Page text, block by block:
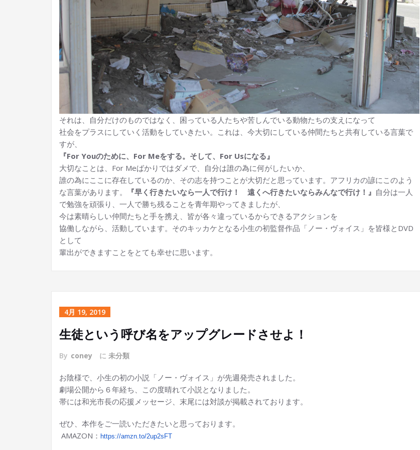
それは、自分だけのものではなく、困っている人たちや苦しんでいる動物たちの支えになって
社会をプラスにしていく活動をしていきたい。これは、今大切にしている仲間たちと共有している言葉で
すが、
『For Youのために、For Meをする。そして、For Usになる』
大切なことは、For Meばかりではダメで、自分は誰の為に何がしたいか、
誰の為にここに存在しているのか、その志を持つことが大切だと思っています。アフリカの諺にこのよう
な言葉があります。
『早く行きたいなら一人で行け！ 遠くへ行きたいならみんなで行け！』 自分は一人
で勉強を頑張り、一人で勝ち残ることを青年期やってきましたが、
今は素晴らしい仲間たちと手を携え、皆が各々違っているからできるアクションを
協働しながら、活動しています。そのキッカケとなる小生の初監督作品「ノー・ヴォイス」を皆様とDVD
として
輩出ができますことをとても幸せに思います。
4月 19, 2019
生徒という呼び名をアップグレードさせよ！
By coney に 未分類
お陰様で、小生の初の小説「ノー・ヴォイス」が先週発売されました。
劇場公開から６年経ち、この度晴れて小説となりました。
帯には和光市長の応援メッセージ、末尾には対談が掲載されております。
ぜひ、本作をご一読いただきたいと思っております。
AMAZON： https://amzn.to/2up2sFT